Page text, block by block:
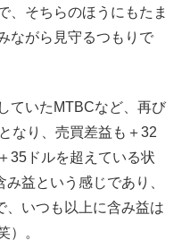
、そちらのほうにもたま
ながら見守るつもりで
ていたMTBCなど、再び
なり、売買差益も＋32
35ドルを超えている状
益という感じであり、
、いつも以上に含み益は
）。